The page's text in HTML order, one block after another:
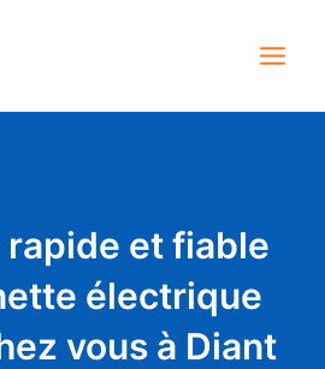
rapide et fiable
électrique
vous à Diant